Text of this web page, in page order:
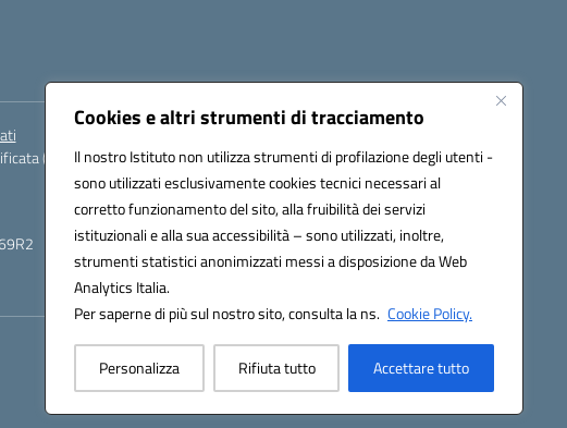
Cookies e altri strumenti di tracciamento
Il nostro Istituto non utilizza strumenti di profilazione degli utenti -
sono utilizzati esclusivamente cookies tecnici necessari al
corretto funzionamento del sito, alla fruibilità dei servizi
istituzionali e alla sua accessibilità – sono utilizzati, inoltre,
strumenti statistici anonimizzati messi a disposizione da Web
Analytics Italia.
Per saperne di più sul nostro sito, consulta la ns. Cookie Policy.
Personalizza Rifiuta tutto Accettare tutto
(PEC):ctic8bl002@pec.istruzione.it